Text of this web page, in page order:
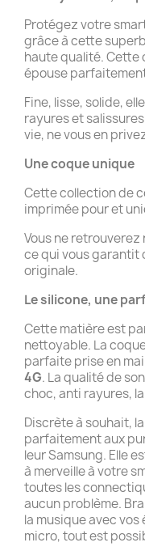
Protégez votre
grâce à cette
haute qualité. Cette
épouse
Fine, lisse, solide,
rayures et
vie, ne vous en
Une coque unique
Cette collection de
imprimée pour et
Vous ne retrouverez
ce qui vous garantit
originale.
Le silicone, une
Cette matière est
nettoyable. La
parfaite prise en
4G. La qualité de
choc, anti rayures,
Discrète à souhait,
parfaitement aux
leur Samsung. Elle
à merveille à votre
toutes les
aucun problème.
la musique avec
micro, tout est